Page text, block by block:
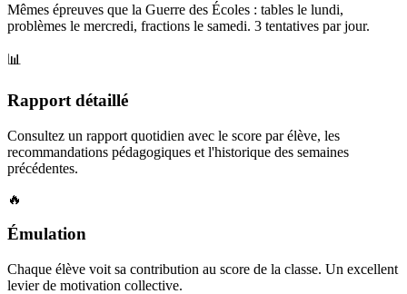
Mêmes épreuves que la Guerre des Écoles : tables le lundi,
problèmes le mercredi, fractions le samedi. 3 tentatives par jour.
📊
Rapport détaillé
Consultez un rapport quotidien avec le score par élève, les
recommandations pédagogiques et l'historique des semaines
précédentes.
🔥
Émulation
Chaque élève voit sa contribution au score de la classe. Un excellent
levier de motivation collective.